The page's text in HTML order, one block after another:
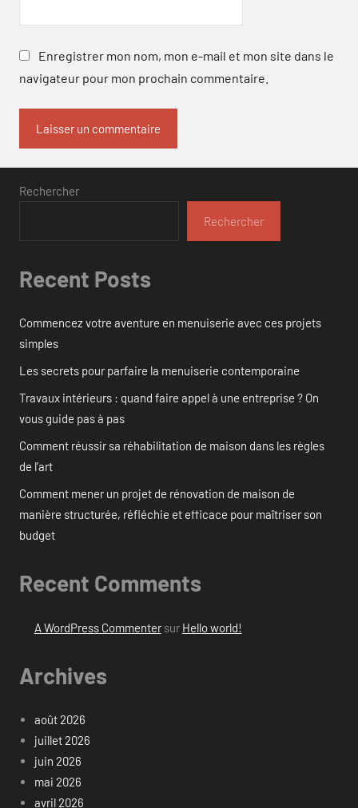
Enregistrer mon nom, mon e-mail et mon site dans le
navigateur pour mon prochain commentaire.
Rechercher
Rechercher
Recent Posts
Commencez votre aventure en menuiserie avec ces projets
simples
Les secrets pour parfaire la menuiserie contemporaine
Travaux intérieurs : quand faire appel à une entreprise ? On
vous guide pas à pas
Comment réussir sa réhabilitation de maison dans les règles
de l’art
Comment mener un projet de rénovation de maison de
manière structurée, réfléchie et efficace pour maîtriser son
budget
Recent Comments
A WordPress Commentersur Hello world!
Archives
août 2026
juillet 2026
juin 2026
mai 2026
avril 2026